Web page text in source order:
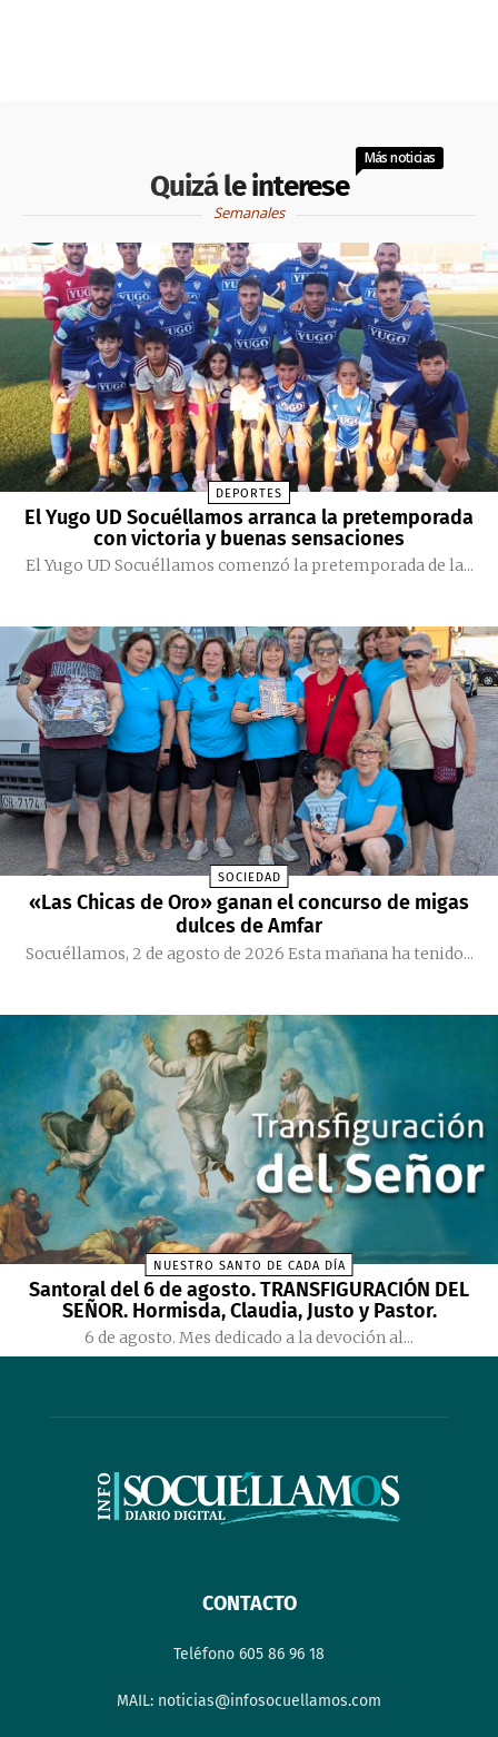
Quizá le interese
Más noticias
Semanales
DEPORTES
El Yugo UD Socuéllamos arranca la pretemporada
con victoria y buenas sensaciones
El Yugo UD Socuéllamos comenzó la pretemporada de la...
SOCIEDAD
«Las Chicas de Oro» ganan el concurso de migas
dulces de Amfar
Socuéllamos, 2 de agosto de 2026 Esta mañana ha tenido...
NUESTRO SANTO DE CADA DÍA
Santoral del 6 de agosto. TRANSFIGURACIÓN DEL
SEÑOR. Hormisda, Claudia, Justo y Pastor.
6 de agosto. Mes dedicado a la devoción al...
CONTACTO
Teléfono 605 86 96 18
MAIL: noticias@infosocuellamos.com